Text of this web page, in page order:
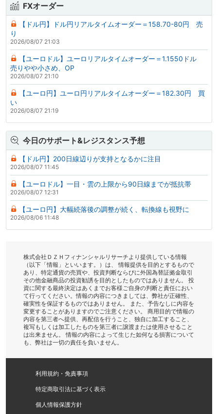
FXオーダー
【ドル円】ドル円リアルタイムオーダー＝158.70-80円 売
り
2026/08/07 21:03
【ユーロドル】ユーロリアルタイムオーダー＝1.1550ドル
売りやや小さめ、OP
2026/08/07 21:10
【ユーロ円】ユーロ円リアルタイムオーダー＝182.30円 買
い
2026/08/07 21:19
今日のサポート&レジスタンス予想
【ドル円】200日線辺りが支持となるかに注目
2026/08/07 11:45
【ユーロドル】一目・雲の上限から90日線までが抵抗帯
2026/08/07 12:31
【ユーロ円】大幅続落後の調整が続く、転換線も視野に
2026/08/06 11:48
株式会社ＤＺＨフィナンシャルリサーチより提供している情報
（以下「情報」といいます。）は、 情報提供を目的とするもので
あり、特定通貨の売買や、投資判断ならびに外国為替証拠金取引
その他金融商品の投資勧誘を目的としたものではありません。 投
資に関する最終決定はあくまでお客様ご自身の判断と責任におい
て行ってください。情報の内容につきましては、弊社が正確性、
確実性を保証するものではありません。 また、予告なしに内容を
変更することがありますのでご注意ください。 商用目的で情報の
内容を第三者へ提供、再配信を行うこと、独自に加工すること、
複写もしくは加工したものを第三者に譲渡または使用させること
は出来ません。 情報の内容によって生じた如何なる損害について
も、弊社は一切の責任を負いません。
利用規約・免責事項
特定商取引法に基づく表示
個人情報保護方針